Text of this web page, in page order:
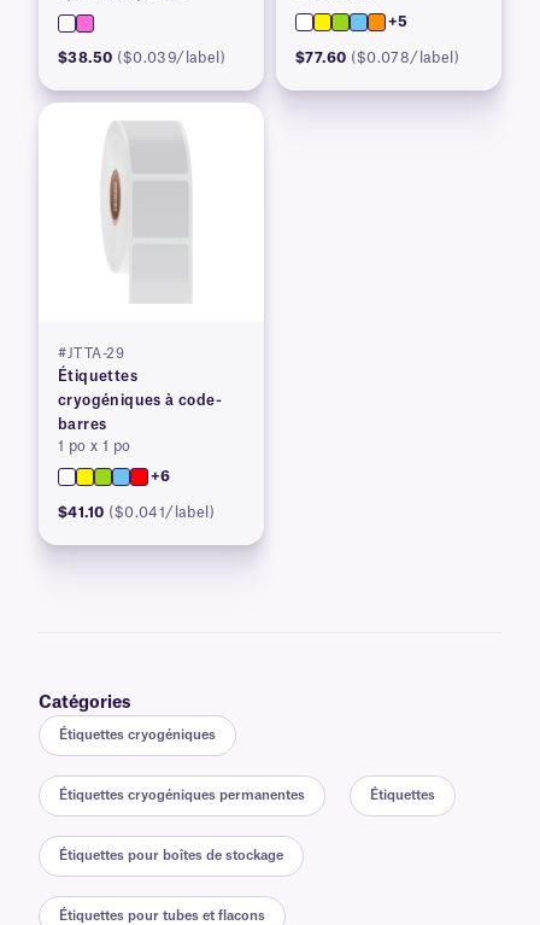
$38.50 ($0.039/label)
+5
$77.60 ($0.078/label)
#JTTA-29
Étiquettes
cryogéniques à code-
barres
1 po x 1 po
+6
$41.10 ($0.041/label)
Catégories
Étiquettes cryogéniques
Étiquettes cryogéniques permanentes Étiquettes
Étiquettes pour boîtes de stockage
Étiquettes pour tubes et flacons